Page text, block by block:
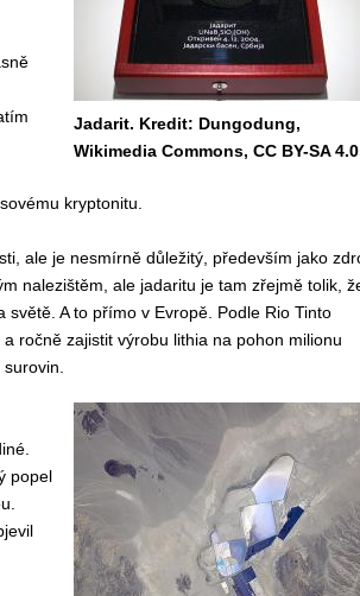
Jadarit. Kredit: Dungodung,
Wikimedia Commons, CC BY-SA
kryptonitu.
ale je nesmírně důležitý, především jako
nalezištěm, ale jadaritu je tam zřejmě tolik,
A to přímo v Evropě. Podle Rio Tinto
ročně zajistit výrobu lithia na pohon milionu
popel